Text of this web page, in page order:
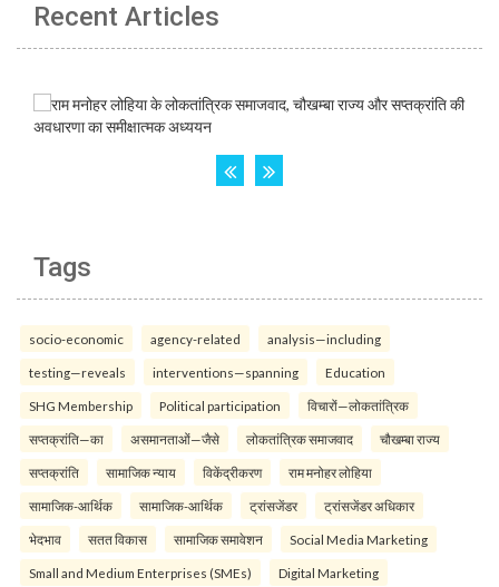
Recent Articles
Tags
socio-economic agency-related analysis—including
testing—reveals interventions—spanning Education
SHG Membership Political participation विचारों—लोकतांत्रिक
सप्तक्रांति—का असमानताओं—जैसे लोकतांत्रिक समाजवाद चौखम्बा राज्य
सप्तक्रांति सामाजिक न्याय विकेंद्रीकरण राम मनोहर लोहिया
सामाजिक-आर्थिक सामाजिक-आर्थिक ट्रांसजेंडर ट्रांसजेंडर अधिकार
भेदभाव सतत विकास सामाजिक समावेशन Social Media Marketing
Small and Medium Enterprises (SMEs) Digital Marketing